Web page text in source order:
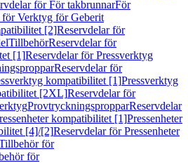
för För takbrunnarFör
för Verktyg för Geberit
[2]Reservdelar för
TillbehörReservdelar för
[1]Reservdelar för Pressverktyg
Reservdelar för
kompatibilitet [1]Pressverktyg
[2XL]Reservdelar för
ProvtryckningspropparReservdelar
kompatibilitet [1]Pressenheter
[4]/[2]Reservdelar för Pressenheter
för
för